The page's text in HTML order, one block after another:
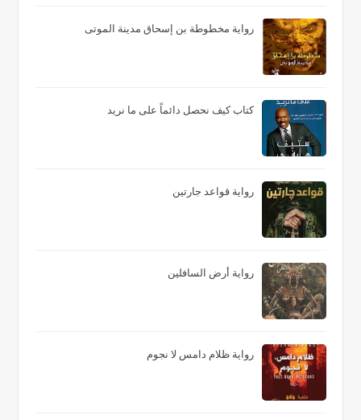
رواية مخطوطة بن إسحاق مدينة الموتى
كتاب كيف نحصل دائماً على ما نريد
رواية قواعد جارتين
رواية أرض السافلين
رواية ظلام دامس لا نجوم